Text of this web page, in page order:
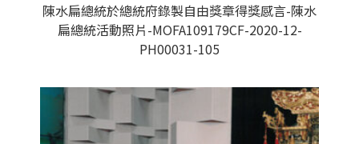
陳水扁總統於總統府錄製自由獎章得獎感言-陳水
扁總統活動照片-MOFA109179CF-2020-12-
PH00031-105